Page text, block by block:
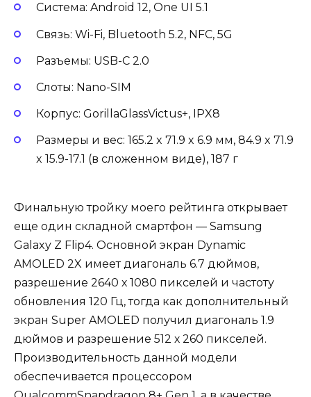
Система: Android 12, One UI 5.1
Связь: Wi-Fi, Bluetooth 5.2, NFC, 5G
Разъемы: USB-С 2.0
Слоты: Nano-SIM
Корпус: GorillaGlassVictus+, IPX8
Размеры и вес: 165.2 x 71.9 x 6.9 мм, 84.9 x 71.9
x 15.9-17.1 (в сложенном виде), 187 г
Финальную тройку моего рейтинга открывает
еще один складной смартфон — Samsung
Galaxy Z Flip4. Основной экран Dynamic
AMOLED 2X имеет диагональ 6.7 дюймов,
разрешение 2640 х 1080 пикселей и частоту
обновления 120 Гц, тогда как дополнительный
экран Super AMOLED получил диагональ 1.9
дюймов и разрешение 512 х 260 пикселей.
Производительность данной модели
обеспечивается процессором